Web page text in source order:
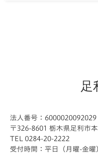
足
法人番号：6000020092029
〒326-8601 栃木県足利市
TEL 0284-20-2222
受付時間：平日（月曜-金